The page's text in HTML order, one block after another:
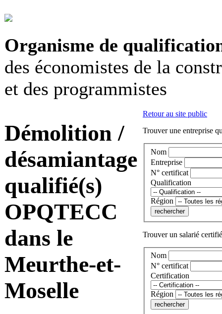
Organisme de
des économistes de la
et des programmistes
Démolition /
désamiantage
qualifié(s)
OPQTECC
dans le
Meurthe-et-
Moselle
Retour au site public
Trouver une entreprise
Nom
Entreprise
N° certificat
Qualification
Région
Trouver un salarié certifié
Nom
N° certificat
Certification
Région